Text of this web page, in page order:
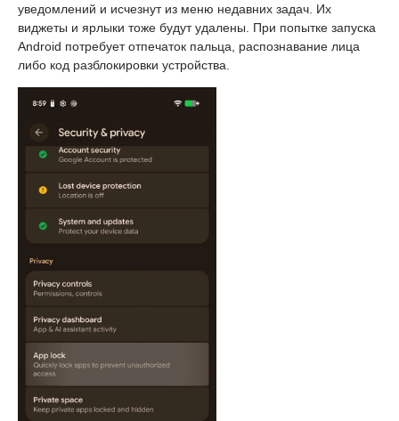
уведомлений и исчезнут из меню недавних задач. Их
виджеты и ярлыки тоже будут удалены. При попытке запуска
Android потребует отпечаток пальца, распознавание лица
либо код разблокировки устройства.